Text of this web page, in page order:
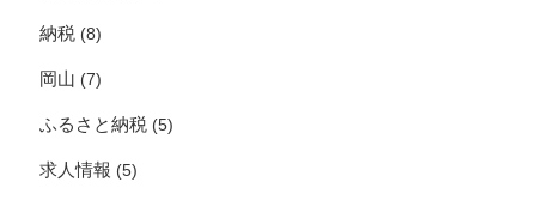
納税 (8)
岡山 (7)
ふるさと納税 (5)
求人情報 (5)